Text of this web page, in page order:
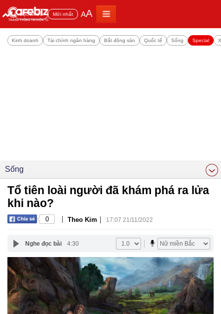
Đọc nhiều Mới nhất AA
Kinh doanh Tài chính ngân hàng Bất động sản Quốc tế Sống Special
Sống
Tổ tiên loài người đã khám phá ra lửa
khi nào?
0 | Theo Kim | 17:07 21/11/2022
Nghe đọc bài 4:30